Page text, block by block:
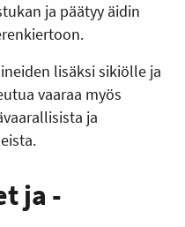
ja päätyy äidin
lisäksi sikiölle ja
vaaraa myös
ja
ja -